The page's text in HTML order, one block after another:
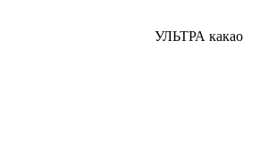
УЛЬТРА какао